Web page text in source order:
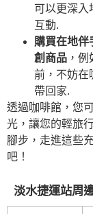
可以更深入
互動.
購買在地伴
創商品 ，
前，不妨在
帶回家.
透過咖啡館，您
光，讓您的輕旅
腳步，走進這些
吧！
淡水捷運站周